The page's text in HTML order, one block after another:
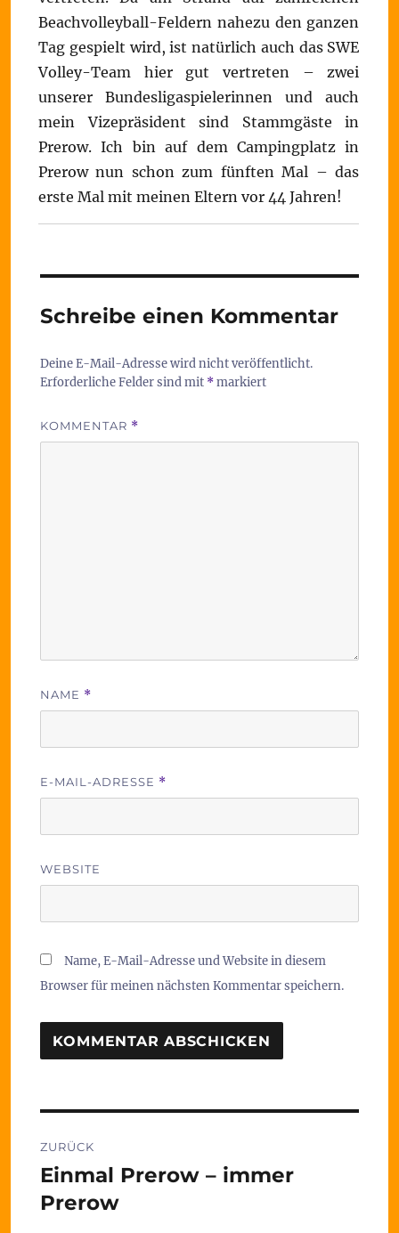
Beachvolleyball-Feldern nahezu den ganzen
Tag gespielt wird, ist natürlich auch das SWE
Volley-Team hier gut vertreten – zwei
unserer Bundesligaspielerinnen und auch
mein Vizepräsident sind Stammgäste in
Prerow. Ich bin auf dem Campingplatz in
Prerow nun schon zum fünften Mal – das
erste Mal mit meinen Eltern vor 44 Jahren!
Schreibe einen Kommentar
Deine E-Mail-Adresse wird nicht veröffentlicht.
Erforderliche Felder sind mit *markiert
KOMMENTAR *
NAME *
E-MAIL-ADRESSE *
WEBSITE
Name, E-Mail-Adresse und Website in diesem
Browser für meinen nächsten Kommentar speichern.
ZURÜCK
Vorheriger
Beitrag:
Einmal Prerow – immer
Prerow